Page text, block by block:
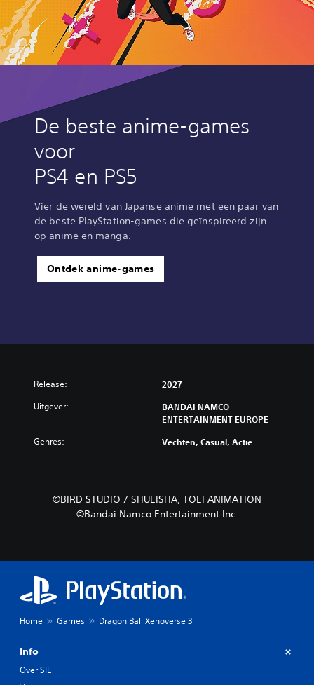
De beste anime-games
voor
PS4 en PS5
Vier de wereld van Japanse anime met een paar van
de beste PlayStation-games die geïnspireerd zijn
op anime en manga.
Ontdek anime-games
Release: 2027
Uitgever:
BANDAI NAMCO
ENTERTAINMENT EUROPE
Genres: Vechten, Casual, Actie
©BIRD STUDIO / SHUEISHA, TOEI ANIMATION
©Bandai Namco Entertainment Inc.
Home Games Dragon Ball Xenoverse 3
Info
Over SIE